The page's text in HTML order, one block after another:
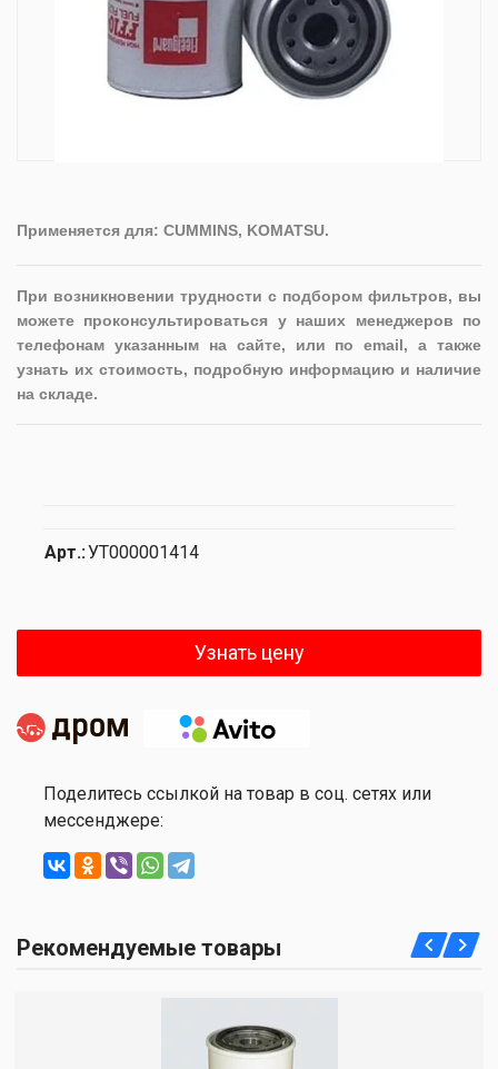
Применяется для: CUMMINS, KOMATSU.
При возникновении трудности с подбором фильтров, вы
можете проконсультироваться у наших менеджеров по
телефонам указанным на сайте, или по email, а также
узнать их стоимость, подробную информацию и наличие
на складе.
Арт.:УТ000001414
Узнать цену
Поделитесь ссылкой на товар в соц. сетях или
мессенджере:
Рекомендуемые товары